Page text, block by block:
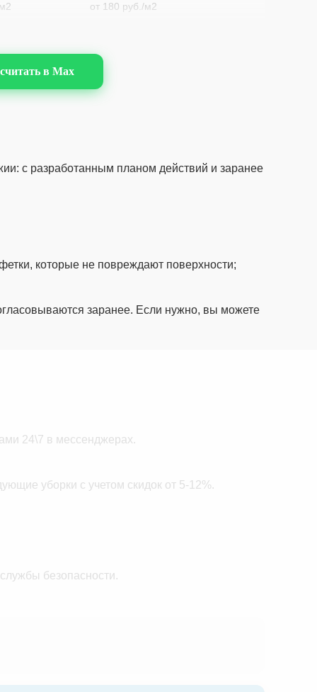
от 180 руб./м2
от 180 руб./м2
от 180 руб./м2
в Max
с разработанным планом действий и заранее
которые не повреждают поверхности;
заранее. Если нужно, вы можете
24\7 в мессенджерах.
уборки с учетом скидок от 5-12%.
безопасности.